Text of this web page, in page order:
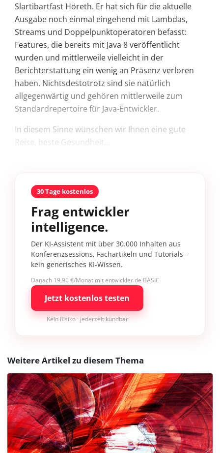
Slartibartfast Höreth. Er hat sich für die aktuelle
Ausgabe noch einmal eingehend mit Lambdas,
Streams und Doppelpunktoperatoren befasst:
Features, die bereits mit Java 8 veröffentlicht
wurden und mittlerweile vielleicht in der
Berichterstattung ein wenig an Präsenz verloren
haben. Nichtsdestotrotz sind sie natürlich
allgegenwärtig und gehören mittlerweile zum
Standardrepertoire für Java-Entwickler.
In diesem Sinne wünschen wir Ihnen eine gute
Reise, beste Gesundheit...
30 Tage kostenlos
Frag entwickler
intelligence.
Der KI-Assistent mit über 30.000 Inhalten aus
Konferenzsessions, Fachartikeln und Tutorials –
kein generisches KI-Wissen.
Danach 19,90 €/Monat mit entwickler.de BASIC
Jetzt kostenlos testen
Kein Risiko · jederzeit kündbar
Weitere Artikel zu diesem Thema